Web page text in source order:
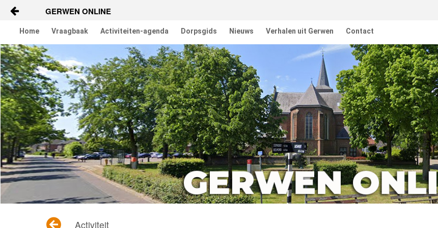
GERWEN ONLINE
Vraagbaak
Activiteiten
Dorpsgids
Nieuws
Contact
Berichten en verhalen
Groepen
Home Vraagbaak Activiteiten-agenda Dorpsgids Nieuws Verhalen uit Gerwen Contact
Activiteit